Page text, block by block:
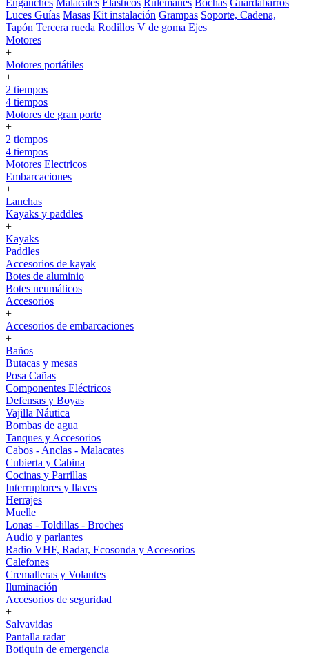
Enganches Malacates Elásticos Rulemanes Bochas Guardabarros
Luces Guías Masas Kit instalación Grampas Soporte, Cadena,
Tapón Tercera rueda Rodillos V de goma Ejes
Motores
+
Motores portátiles
+
2 tiempos
4 tiempos
Motores de gran porte
+
2 tiempos
4 tiempos
Motores Electricos
Embarcaciones
+
Lanchas
Kayaks y paddles
+
Kayaks
Paddles
Accesorios de kayak
Botes de aluminio
Botes neumáticos
Accesorios
+
Accesorios de embarcaciones
+
Baños
Butacas y mesas
Posa Cañas
Componentes Eléctricos
Defensas y Boyas
Vajilla Náutica
Bombas de agua
Tanques y Accesorios
Cabos - Anclas - Malacates
Cubierta y Cabina
Cocinas y Parrillas
Interruptores y llaves
Herrajes
Muelle
Lonas - Toldillas - Broches
Audio y parlantes
Radio VHF, Radar, Ecosonda y Accesorios
Calefones
Cremalleras y Volantes
Iluminación
Accesorios de seguridad
+
Salvavidas
Pantalla radar
Botiquin de emergencia